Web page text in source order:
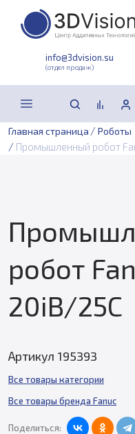
info@3dvision.su
(отдел продаж)
Главная страница / Роботы
/ Промышленный робот
робот
20iB/25C
Артикул 195393
Все товары категории
Все товары бренда Fanuc
Поделиться: